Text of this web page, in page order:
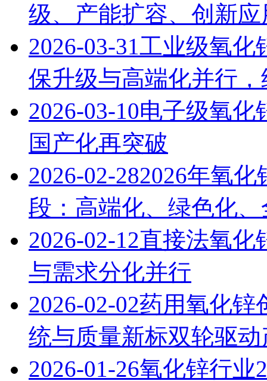
级、产能扩容、创新
2026-03-31工业级氧化
保升级与高端化并行
2026-03-10电子级氧化
国产化再突破
2026-02-282026年氧
段：高端化、绿色化
2026-02-12直接法氧化
与需求分化并行
2026-02-02药用氧化锌
统与质量新标双轮驱
2026-01-26氧化锌行业